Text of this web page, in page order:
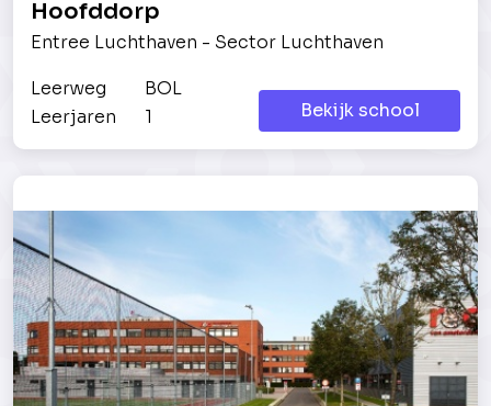
Hoofddorp
Entree Luchthaven - Sector Luchthaven
Leerweg
BOL
Leerjaren
1 Bekijk school